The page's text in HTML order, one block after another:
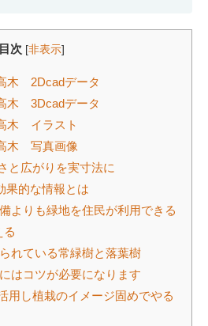
目次 [非表示]
木 2Dcadデータ
木 3Dcadデータ
木 イラスト
木 写真画像
と広がりを実寸法に
果的な情報とは
よりも緑地を住民が利用できる
る
れている常緑樹と落葉樹
はコツが必要になります
用し植栽のイメージ固めでやる